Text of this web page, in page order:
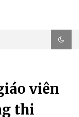
viên
thi